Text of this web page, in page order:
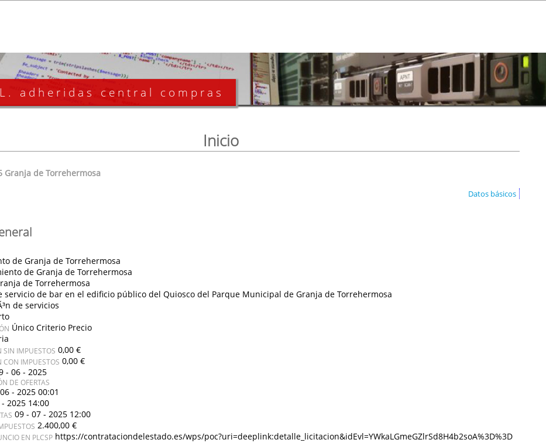
adheridas central compras
Inicio
Granja de Torrehermosa
Datos básicos
de Granja de Torrehermosa
de Granja de Torrehermosa
de Torrehermosa
servicio de bar en el edificio público del Quiosco del Parque Municipal de Granja de Torrehermosa
de servicios
Único Criterio Precio
SIN IMPUESTOS 0,00 €
CON IMPUESTOS 0,00 €
- 06 - 2025
DE OFERTAS
- 2025 00:01
2025 14:00
09 - 07 - 2025 12:00
2.400,00 €
EN PLCSP https://contrataciondelestado.es/wps/poc?uri=deeplink:detalle_licitacion&idEvl=YWkaLGmeGZlrSd8H4b2soA%3D%3D